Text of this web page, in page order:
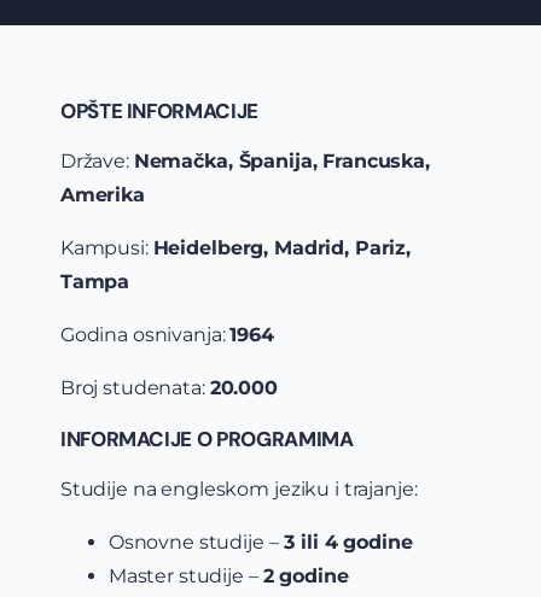
OPŠTE INFORMACIJE
Države: Nemačka, Španija, Francuska,
Amerika
Kampusi: Heidelberg, Madrid, Pariz,
Tampa
Godina osnivanja:1964
Broj studenata: 20.000
INFORMACIJE O PROGRAMIMA
Studije na engleskom jeziku i trajanje:
Osnovne studije –3 ili 4 godine
Master studije – 2 godine